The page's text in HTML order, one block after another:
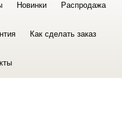
Новинки Распродажа
Как сделать заказ